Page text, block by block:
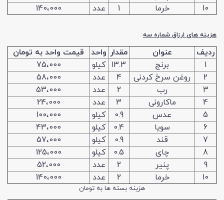
10
خرما 1 عدد 140،000
هزینه های ارزاق شماره سه
ردیف عنوان مقدار واحد
قیمت واحد به تومان
1
برنج 13.3 کیلو
75،000
2
روغن سرخ کردنی 4 عدد
58،000
3
رب 2 عدد
53،000
4
ماکارونی 3 عدد
24،000
5
عدس 0.9 کیلو
100،000
6
سویا 0.4 کیلو
43،000
7
قند 0.9 کیلو
57،000
8
چای 0.5 کیلو
125،000
9
پنیر 2 عدد
52،000
10
خرما 2 عدد 140،000
هزینه بسته ها به تومان